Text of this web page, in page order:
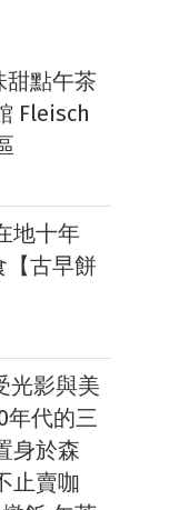
甜點午茶
Fleisch
地十年
【古早餅
光影與美
年代的三
身於森
止賣咖